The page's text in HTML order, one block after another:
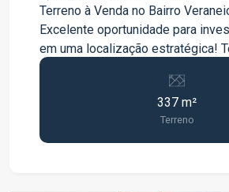
Terreno à Venda no Bairro
Excelente oportunidade para
em uma localização estratégica! Terreno com
337 m², situado no bairro Veraneio
Jacareí, com localização
da Rodovia Presidente Dutra,
acesso ao centro da cidade, São
Campos e às principais vias da
337 m²
Terreno